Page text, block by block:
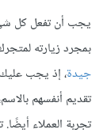
يجب أن تفعل كل
بمجرد زيارته
جيدة، إذ يجب
تقديم أنفسهم
تجربة العملاء